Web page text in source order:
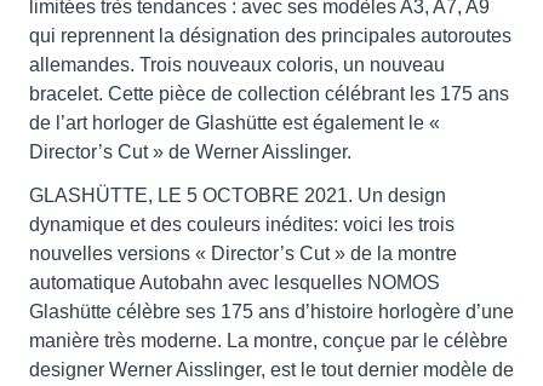
limitées très tendances : avec ses modèles A3, A7, A9
qui reprennent la désignation des principales autoroutes
allemandes. Trois nouveaux coloris, un nouveau
bracelet. Cette pièce de collection célébrant les 175 ans
de l’art horloger de Glashütte est également le «
Director’s Cut » de Werner Aisslinger.
GLASHÜTTE, LE 5 OCTOBRE 2021. Un design
dynamique et des couleurs inédites: voici les trois
nouvelles versions « Director’s Cut » de la montre
automatique Autobahn avec lesquelles NOMOS
Glashütte célèbre ses 175 ans d’histoire horlogère d’une
manière très moderne. La montre, conçue par le célèbre
designer Werner Aisslinger, est le tout dernier modèle de